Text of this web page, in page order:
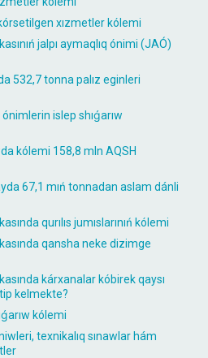
xızmetler kólemi
jalpı aymaqlıq ónimi (JAÓ)
532,7 tonna palız eginleri
islep shıǵarıw
kólemi 158,8 mln AQSH
67,1 mıń tonnadan aslam dánli
qurılıs jumıslarınıń kólemi
qansha neke dizimge
kárxanalar kóbirek qaysı
kelmekte?
kólemi
texnikalıq sınawlar hám